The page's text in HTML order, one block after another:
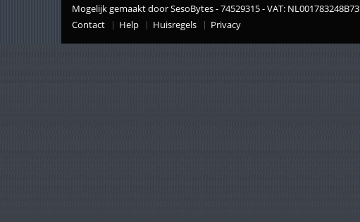
Mogelijk gemaakt door SesoBytes - 74529315 - VAT: NL001783248B73
Contact
Help Huisregels Privacy